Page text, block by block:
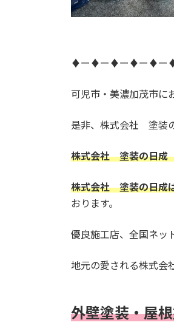
♦ー♦ー♦ー♦ー♦ー
可児市・美濃加茂市に
是非、株式会社 塗装
株式会社 塗装の日成
株式会社 塗装の日成
おります。
優良施工店、全国ネッ
地元の愛される株式会
外壁塗装・屋